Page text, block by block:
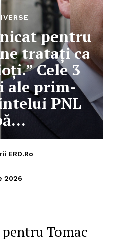
pentru
tratați ca
Cele 3
ale prim-
PNL
ERD.ro
2026
Tomac